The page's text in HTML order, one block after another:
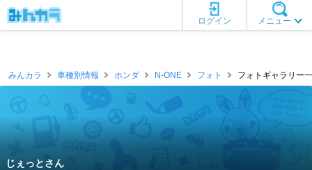
メニュー
ログイン
みんカラ 車種別情報 ホンダ N-ONE フォト フォトギャラリー
じぇっとさん